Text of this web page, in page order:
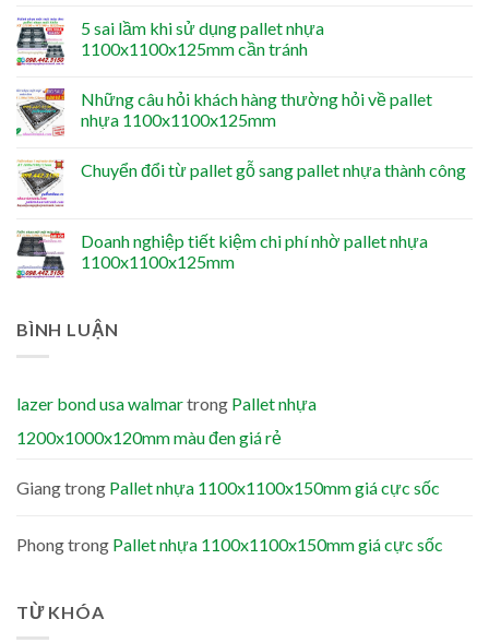
5 sai lầm khi sử dụng pallet nhựa
1100x1100x125mm cần tránh
Những câu hỏi khách hàng thường hỏi về pallet
nhựa 1100x1100x125mm
Chuyển đổi từ pallet gỗ sang pallet nhựa thành công
Doanh nghiệp tiết kiệm chi phí nhờ pallet nhựa
1100x1100x125mm
BÌNH LUẬN
lazer bond usa walmartrong Pallet nhựa
1200x1000x120mm màu đen giá rẻ
Giangtrong Pallet nhựa 1100x1100x150mm giá cực sốc
Phongtrong Pallet nhựa 1100x1100x150mm giá cực sốc
TỪ KHÓA